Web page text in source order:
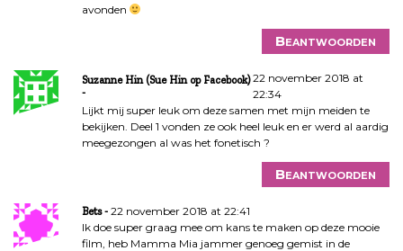
avonden
Beantwoorden
Suzanne Hin (Sue Hin op Facebook) 22 november 2018 at
22:34
Lijkt mij super leuk om deze samen met mijn meiden te
bekijken. Deel 1 vonden ze ook heel leuk en er werd al aardig
meegezongen al was het fonetisch ?
Beantwoorden
Bets
22 november 2018 at 22:41
Ik doe super graag mee om kans te maken op deze mooie
film, heb Mamma Mia jammer genoeg gemist in de